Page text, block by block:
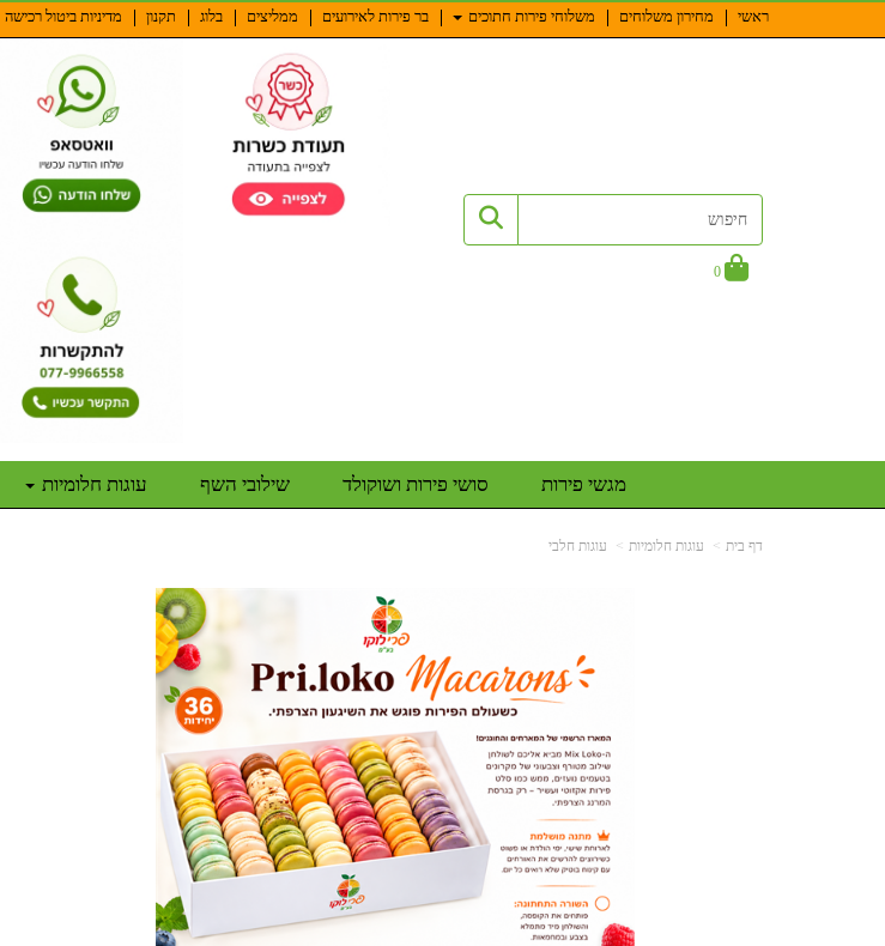
ראשי מחירון משלוחים משלוחי פירות חתוכים בר פירות לאירועים ממליצים בלוג תקנון מדיניות ביטול רכישה
0
מגשי פירות סושי פירות ושוקולד שילובי השף עוגות חלומיות
דף בית עוגות חלומיות עוגות חלבי